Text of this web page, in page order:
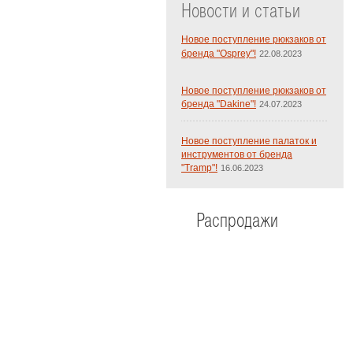
Новости и статьи
Новое поступление рюкзаков от
бренда "Osprey"! 22.08.2023
Новое поступление рюкзаков от
бренда "Dakine"! 24.07.2023
Новое поступление палаток и
инструментов от бренда
"Tramp"! 16.06.2023
Распродажи